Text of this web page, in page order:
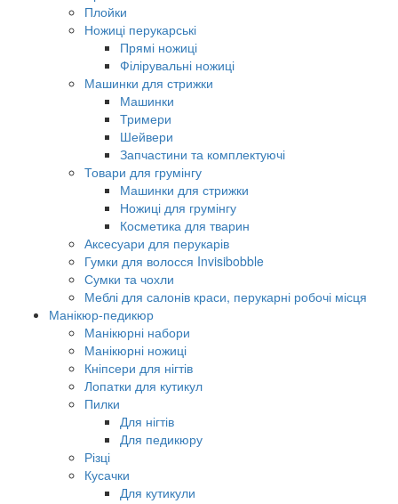
Плойки
Ножиці перукарські
Прямі ножиці
Філірувальні ножиці
Машинки для стрижки
Машинки
Тримери
Шейвери
Запчастини та комплектуючі
Товари для грумінгу
Машинки для стрижки
Ножиці для грумінгу
Косметика для тварин
Аксесуари для перукарів
Гумки для волосся Invisibobble
Сумки та чохли
Меблі для салонів краси, перукарні робочі місця
Манікюр-педикюр
Манікюрні набори
Манікюрні ножиці
Кніпсери для нігтів
Лопатки для кутикул
Пилки
Для нігтів
Для педикюру
Різці
Кусачки
Для кутикули